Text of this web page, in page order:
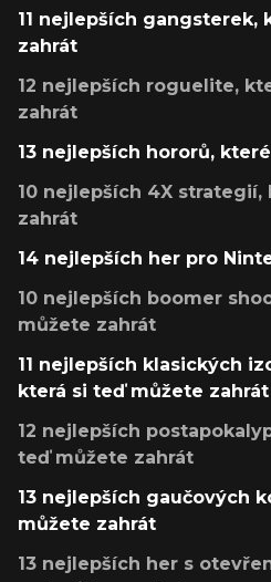
11 nejlepších gangsterek,
zahrát
12 nejlepších roguelite,
zahrát
13 nejlepších hororů,
10 nejlepších 4X
zahrát
14 nejlepších her pro
10 nejlepších boomer
můžete zahrát
11 nejlepších klasických
která si teď můžete zahrát
12 nejlepších
teď můžete zahrát
13 nejlepších gaučových
můžete zahrát
13 nejlepších her s